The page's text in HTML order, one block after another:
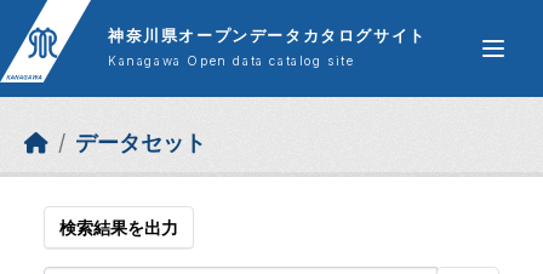
Skip to main content
神奈川県オープンデータカタログサイト
Kanagawa Open data catalog site
データセット
検索結果を出力